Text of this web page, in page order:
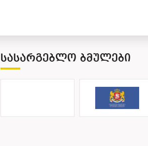
ᲡᲐᲡᲐᲠᲒᲔᲑᲚᲝ ᲑᲛᲣᲚᲔᲑᲘ